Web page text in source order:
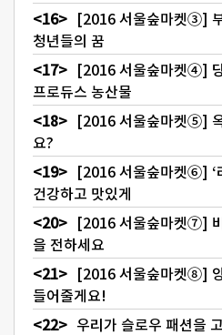
[2016 서울숲마켓③]
청년들의 꿈
[2016 서울숲마켓④]
프로듀스 농산물
[2016 서울숲마켓⑤]
요?
[2016 서울숲마켓⑥] ‘
건강하고 맛있게
[2016 서울숲마켓⑦] 비
을 전하세요
[2016 서울숲마켓⑧]
들어줄게요!
우리가 슬로우 패션을